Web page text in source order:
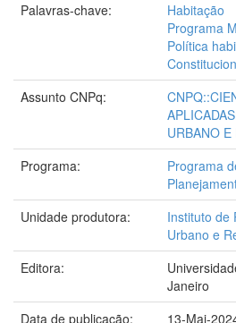
Palavras-chave:
Habitação
Programa
Política
Assunto CNPq:
URBANO
Programa:
Programa
Unidade produtora:
Instituto de
Urbano e
Editora:
Janeiro
Data de publicação:
13-Mai-